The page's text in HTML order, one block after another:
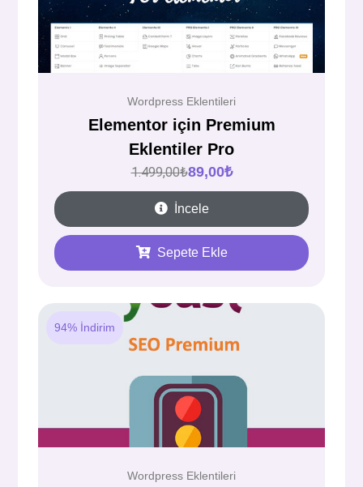
Wordpress Eklentileri
Elementor için Premium
Eklentiler Pro
1.499,00₺89,00₺
İncele
Sepete Ekle
94% İndirim
Wordpress Eklentileri